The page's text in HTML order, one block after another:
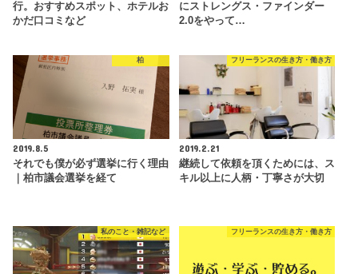
行。おすすめスポット、ホテルお
かだ口コミなど
にストレングス・ファインダー
2.0をやって…
柏
2019.8.5
それでも僕が必ず選挙に行く理由
｜柏市議会選挙を経て
フリーランスの生き方・働き方
2019.2.21
継続して依頼を頂くためには、ス
キル以上に人柄・丁寧さが大切
私のこと・雑記など フリーランスの生き方・働き方